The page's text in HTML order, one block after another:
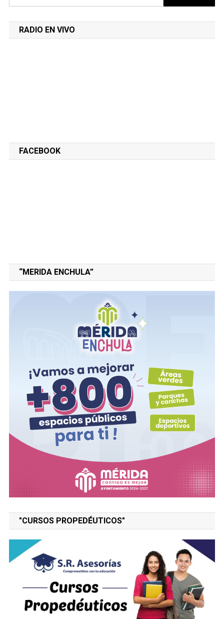
RADIO EN VIVO
FACEBOOK
“MERIDA ENCHULA”
"CURSOS PROPEDÉUTICOS"